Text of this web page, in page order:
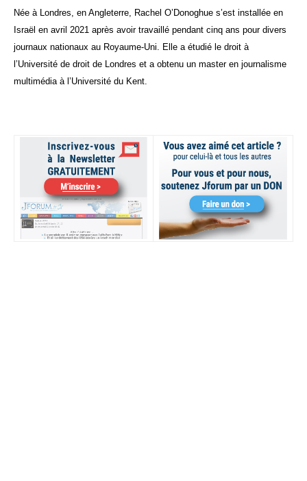
Née à Londres, en Angleterre, Rachel O’Donoghue s’est installée en
Israël en avril 2021 après avoir travaillé pendant cinq ans pour divers
journaux nationaux au Royaume-Uni. Elle a étudié le droit à
l’Université de droit de Londres et a obtenu un master en journalisme
multimédia à l’Université du Kent.